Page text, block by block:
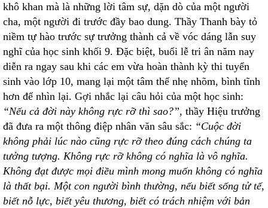
khô khan mà là những lời tâm sự, dặn dò của một người
cha, một người đi trước đầy bao dung. Thầy Thanh bày tỏ
niềm tự hào trước sự trưởng thành cả về vóc dáng lẫn suy
nghĩ của học sinh khối 9. Đặc biệt, buổi lễ tri ân năm nay
diễn ra ngay sau khi các em vừa hoàn thành kỳ thi tuyển
sinh vào lớp 10, mang lại một tâm thế nhẹ nhõm, bình tĩnh
hơn để nhìn lại. Gợi nhắc lại câu hỏi của một học sinh:
“Nếu cả đời này không rực rỡ thì sao?”, thầy Hiệu trưởng
đã đưa ra một thông điệp nhân văn sâu sắc: “Cuộc đời
không phải lúc nào cũng rực rỡ theo đúng cách chúng ta
tưởng tượng. Không rực rỡ không có nghĩa là vô nghĩa.
Không đạt được mọi điều mình mong muốn không có nghĩa
là thất bại. Một con người bình thường, nếu biết sống tử tế,
biết nỗ lực, biết yêu thương, biết có trách nhiệm với bản